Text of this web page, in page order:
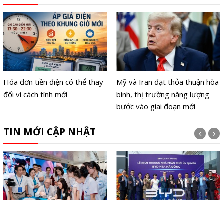
Hóa đơn tiền điện có thể thay
đổi vì cách tính mới
Mỹ và Iran đạt thỏa thuận hòa
bình, thị trường năng lượng
bước vào giai đoạn mới
TIN MỚI CẬP NHẬT